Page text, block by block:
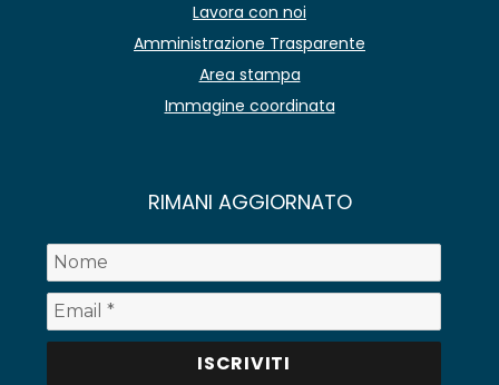
Lavora con noi
Amministrazione Trasparente
Area stampa
Immagine coordinata
RIMANI AGGIORNATO